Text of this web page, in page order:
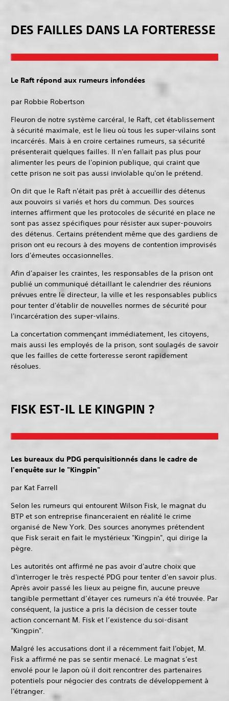
DES FAILLES DANS LA FORTERESSE
Le Raft répond aux rumeurs infondées
par Robbie Robertson
Fleuron de notre système carcéral, le Raft, cet établissement
à sécurité maximale, est le lieu où tous les super-vilains sont
incarcérés. Mais à en croire certaines rumeurs, sa sécurité
présenterait quelques failles. Il n'en fallait pas plus pour
alimenter les peurs de l'opinion publique, qui craint que
cette prison ne soit pas aussi inviolable qu'on le prétend.
On dit que le Raft n'était pas prêt à accueillir des détenus
aux pouvoirs si variés et hors du commun. Des sources
internes affirment que les protocoles de sécurité en place ne
sont pas assez spécifiques pour résister aux super-pouvoirs
des détenus. Certains prétendent même que des gardiens de
prison ont eu recours à des moyens de contention improvisés
lors d'émeutes occasionnelles.
Afin d'apaiser les craintes, les responsables de la prison ont
publié un communiqué détaillant le calendrier des réunions
prévues entre le directeur, la ville et les responsables publics
pour tenter d'établir de nouvelles normes de sécurité pour
l'incarcération des super-vilains.
La concertation commençant immédiatement, les citoyens,
mais aussi les employés de la prison, sont soulagés de savoir
que les failles de cette forteresse seront rapidement
résolues.
FISK EST-IL LE KINGPIN ?
Les bureaux du PDG perquisitionnés dans le cadre de
l'enquête sur le "Kingpin"
par Kat Farrell
Selon les rumeurs qui entourent Wilson Fisk, le magnat du
BTP et son entreprise financeraient en réalité le crime
organisé de New York. Des sources anonymes prétendent
que Fisk serait en fait le mystérieux "Kingpin", qui dirige la
pègre.
Les autorités ont affirmé ne pas avoir d'autre choix que
d'interroger le très respecté PDG pour tenter d'en savoir plus.
Après avoir passé les lieux au peigne fin, aucune preuve
tangible permettant d’étayer ces rumeurs n'a été trouvée. Par
conséquent, la justice a pris la décision de cesser toute
action concernant M. Fisk et l’existence du soi-disant
"Kingpin".
Malgré les accusations dont il a récemment fait l'objet, M.
Fisk a affirmé ne pas se sentir menacé. Le magnat s'est
envolé pour le Japon où il doit rencontrer des partenaires
potentiels pour négocier des contrats de développement à
l'étranger.